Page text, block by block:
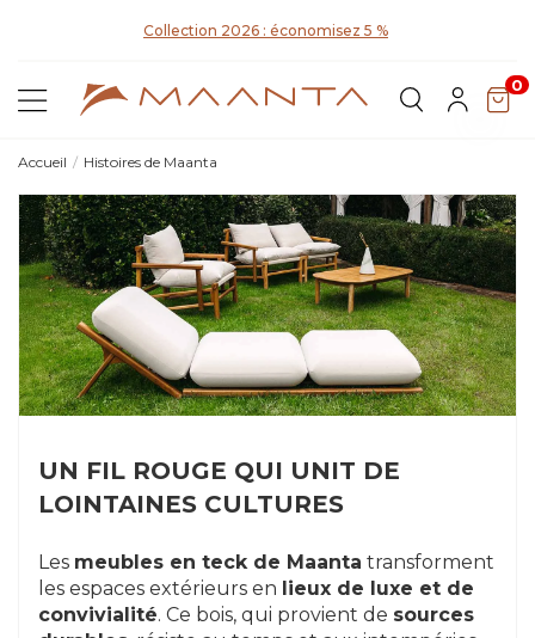
Collection 2026 : économisez 5 %
0
Accueil Histoires de Maanta
UN FIL ROUGE QUI UNIT DE
LOINTAINES CULTURES
Les meubles en teck de Maanta transforment
les espaces extérieurs en lieux de luxe et de
convivialité. Ce bois, qui provient de sources